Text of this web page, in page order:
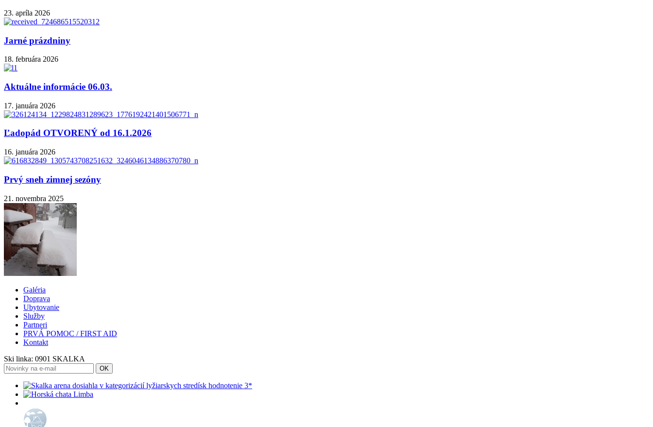
23. apríla 2026
Jarné prázdniny
18. februára 2026
Aktuálne informácie 06.03.
17. januára 2026
Ľadopád OTVORENÝ od 16.1.2026
16. januára 2026
Prvý sneh zimnej sezóny
21. novembra 2025
Galéria
Doprava
Ubytovanie
Služby
Partneri
PRVÁ POMOC / FIRST AID
Kontakt
Ski linka: 0901 SKALKA